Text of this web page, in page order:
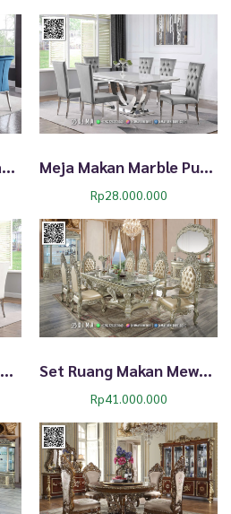
Set Meja Makan Mewah Glass Putih Stainless Modern 119TTJ Meja Makan Marble Putih Stainless Eksklusif Elegan 117TTJ
Rp28.000.000
Meja Makan Eksklusif Marble Putih Stainless Silver 116TTJ Set Ruang Makan Mewah Dima Royal Silver Classic 74TTJ
Rp41.000.000